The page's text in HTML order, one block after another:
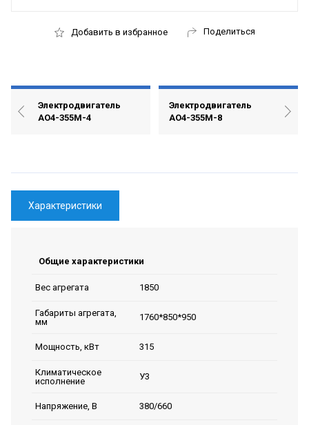
Добавить в избранное Поделиться
Электродвигатель
АО4-355М-4
Электродвигатель
АО4-355М-8
Характеристики
Общие характеристики
Вес агрегата 1850
Габариты агрегата,
мм
1760*850*950
Мощность, кВт 315
Климатическое
исполнение
У3
Напряжение, В 380/660